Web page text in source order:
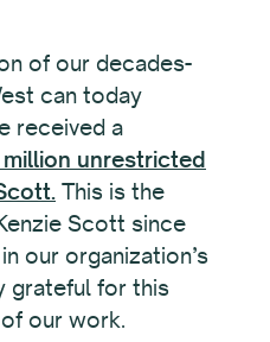
of our decades-
can today
received a
unrestricted
This is the
Scott since
our organization’s
grateful for this
our work.